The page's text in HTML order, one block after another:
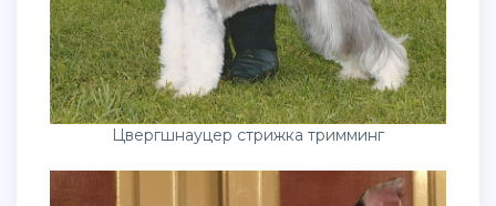
Цвергшнауцер стрижка тримминг